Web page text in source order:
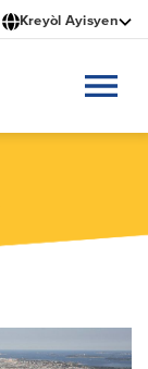
Kreyòl Ayisyen